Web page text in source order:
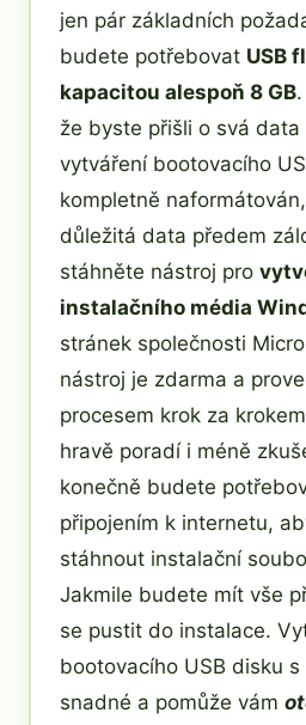
jen pár základních
budete potřebovat USB
kapacitou alespoň 8 GB
že byste přišli o svá data
vytváření bootovacího
kompletně
důležitá data předem
stáhněte nástroj pro
instalačního média
stránek společnosti
nástroj je zdarma a
procesem krok za
hravě poradí i méně
konečně budete
připojením k internetu,
stáhnout instalační
Jakmile budete mít vše
se pustit do instalace.
bootovacího USB disku s
snadné a pomůže vám